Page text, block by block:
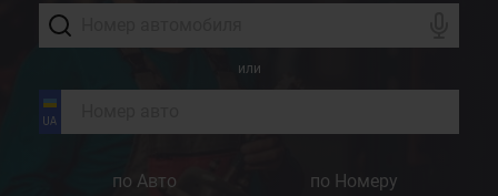
или
по Авто по Номеру